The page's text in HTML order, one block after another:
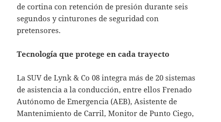
de cortina con retención de presión durante seis
segundos y cinturones de seguridad con
pretensores.
Tecnología que protege en cada trayecto
La SUV de Lynk & Co 08 integra más de 20 sistemas
de asistencia a la conducción, entre ellos Frenado
Autónomo de Emergencia (AEB), Asistente de
Mantenimiento de Carril, Monitor de Punto Ciego,